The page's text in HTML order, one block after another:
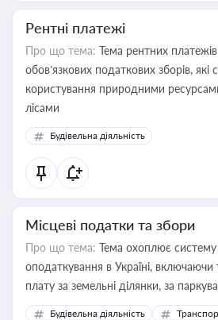
Рентні платежі
Про що тема: Тема рентних
обов’язкових податкових зборів, які
користування природними
лісами
Будівельна діяльність
Місцеві податки та збори
Про що тема: Тема охоплює систему
оподаткування в Україні, включаючи
Будівельна діяльність